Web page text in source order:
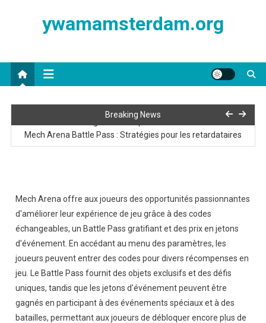
ywamamsterdam.org
Breaking News
gratuites et premium
Mech Arena Battle Pass : Stratégies pour les retardataires
Jetons d’événement Mech Arena : Maximiser vos récompenses
Mech Arena Battle Pass : Comparaison des récompenses
Mech Arena Battle Pass : Stratégies pour les retardataires
Mech Arena offre aux joueurs des opportunités passionnantes
d'améliorer leur expérience de jeu grâce à des codes
échangeables, un Battle Pass gratifiant et des prix en jetons
d'événement. En accédant au menu des paramètres, les
joueurs peuvent entrer des codes pour divers récompenses en
jeu. Le Battle Pass fournit des objets exclusifs et des défis
uniques, tandis que les jetons d'événement peuvent être
gagnés en participant à des événements spéciaux et à des
batailles, permettant aux joueurs de débloquer encore plus de